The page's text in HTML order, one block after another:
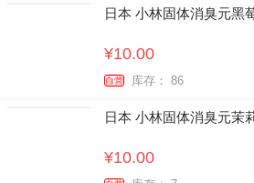
日本 小林固体消臭元黑
¥10.00
自营 库存： 86
日本 小林固体消臭元茉
¥10.00